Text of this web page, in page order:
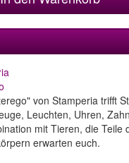
von Stamperia trifft
Leuchten, Uhren,
mit Tieren, die Teile
erwarten euch.